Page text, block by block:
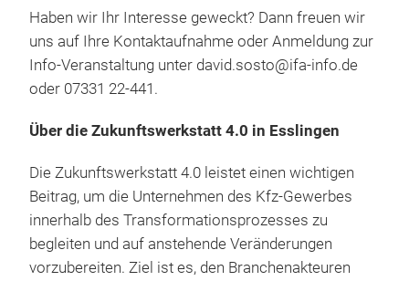
Haben wir Ihr Interesse geweckt? Dann freuen wir
uns auf Ihre Kontaktaufnahme oder Anmeldung zur
Info-Veranstaltung unter david.sosto@ifa-info.de
oder 07331 22-441.
Über die Zukunftswerkstatt 4.0 in Esslingen
Die Zukunftswerkstatt 4.0 leistet einen wichtigen
Beitrag, um die Unternehmen des Kfz-Gewerbes
innerhalb des Transformationsprozesses zu
begleiten und auf anstehende Veränderungen
vorzubereiten. Ziel ist es, den Branchenakteuren